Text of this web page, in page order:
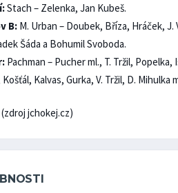
Stach – Zelenka, Jan Kubeš.
B: M. Urban – Doubek, Bříza, Hráček,
Šáda a Bohumil Svoboda.
Pachman – Pucher ml., T. Tržil,
Kalvas, Gurka, V. Tržil, D.
jchokej.cz)